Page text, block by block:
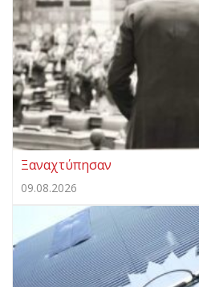
Ξαναχτύπησαν
09.08.2026